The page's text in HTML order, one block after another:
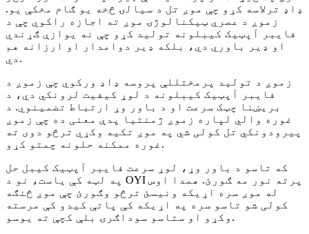
ډاډ ترلاسه کړو چې موږ تل د سیالۍ څخه یو ګام مخکې یو.
زموږ د عصري ټیکنالوژۍ موږ ته اجازه راکوي چې د
فایبر آپټیک کیبلونه تولید کړو چې نه یوازې ګړندي
او ډیر باوري دي، بلکه ډیر دوامدار او ارزانه هم
دي.
زموږ د تولید پرمختللې پروسه ډاډ ورکوي چې زموږ د
فایبر آپټیک کیبلونه د لوړ کیفیت لرونکي دي، د
بریښنا چټک سرعت او د باور وړ ارتباط تضمینوي. د
غوره والي لپاره زموږ ژمنتیا پدې معنی ده چې زموږ
پیرودونکي تل کولی شي په موږ تکیه وکړي ترڅو دوی ته
غوره ممکنه حلونه چمتو کړو.
که تاسو د باور وړ، لوړ سرعت فایبر آپټیک کیبل حل
په لټه کې یاست، نو د OYI پرته نور مه ګورئ. همدا اوس
له موږ سره اړیکه ونیسئ ترڅو وګورئ چې موږ څنګه
کولی شو تاسو سره په اړیکه کې پاتې کیدو کې مرسته
وکړو او ستاسو سوداګرۍ بلې کچې ته یوسو.